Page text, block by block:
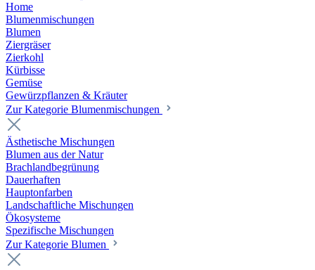
Home
Blumenmischungen
Blumen
Ziergräser
Zierkohl
Kürbisse
Gemüse
Gewürzpflanzen & Kräuter
Zur Kategorie Blumenmischungen
Ästhetische Mischungen
Blumen aus der Natur
Brachlandbegrünung
Dauerhaften
Hauptonfarben
Landschaftliche Mischungen
Ökosysteme
Spezifische Mischungen
Zur Kategorie Blumen